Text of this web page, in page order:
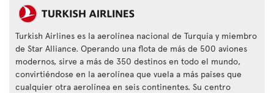
Turkish Airlines es la aerolínea nacional de Turquía y miembro
de Star Alliance. Operando una flota de más de 500 aviones
modernos, sirve a más de 350 destinos en todo el mundo,
convirtiéndose en la aerolínea que vuela a más países que
cualquier otra aerolínea en seis continentes. Su centro